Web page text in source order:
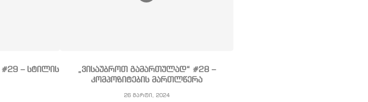
– სტილის
„ვისაუბროთ გამართულად“ #28 –
კომპოზიტების მართლწერა
26 მარტი, 2024